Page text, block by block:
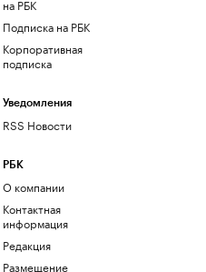
на РБК
Подписка на РБК
Корпоративная
подписка
Уведомления
RSS Новости
РБК
О компании
Контактная
информация
Редакция
Размещение